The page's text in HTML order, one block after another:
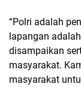
“Polri adalah
lapangan
disampaikan
masyarakat.
masyarakat